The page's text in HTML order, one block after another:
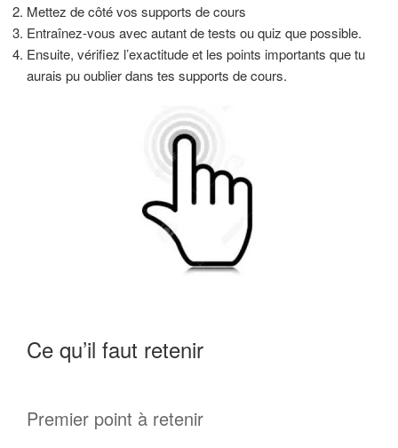
Mettez de côté vos supports de cours
Entraînez-vous avec autant de tests ou quiz que possible.
Ensuite, vériﬁez l’exactitude et les points importants que tu
aurais pu oublier dans tes supports de cours.
Ce qu’il faut retenir
Premier point à retenir